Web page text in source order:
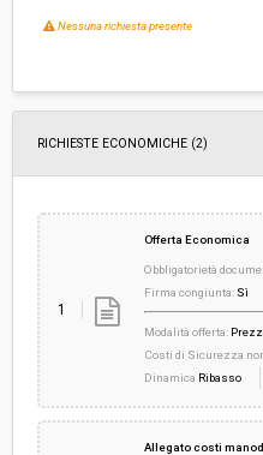
Nessuna richiesta presente
RICHIESTE ECONOMICHE (2)
1
Offerta Economica
Obbligatorietà
Firma congiunta: Sì
Modalità offerta:
Costi di Sicurezza
Dinamica Ribasso
Allegato costi